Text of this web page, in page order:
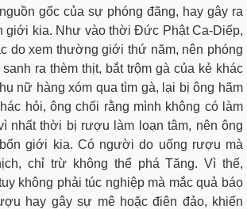
gốc của sự phóng đãng, hay gây ra
giới kia. Như vào thời Đức Phật Ca-Diếp,
do xem thường giới thứ năm, nên phóng
ra thèm thịt, bắt trộm gà của kẻ khác
nữ hàng xóm qua tìm gà, lại bị ông hãm
hỏi, ông chối rằng mình không có làm
nhất thời bị rượu làm loạn tâm, nên ông
giới kia. Có người do uống rượu mà
chỉ trừ không thể phá Tăng. Vì thế,
không phải túc nghiệp mà mắc quả báo
hay gây sự mê hoặc điên đảo, khiến